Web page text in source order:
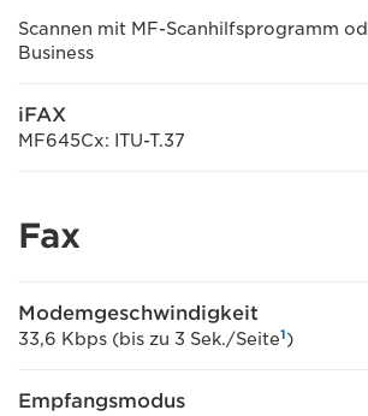
Scannen mit MF-Scanhilfsprogramm
Business
iFAX
MF645Cx: ITU-T.37
Fax
Modemgeschwindigkeit
33,6 Kbps (bis zu 3 Sek./Seite1)
Empfangsmodus